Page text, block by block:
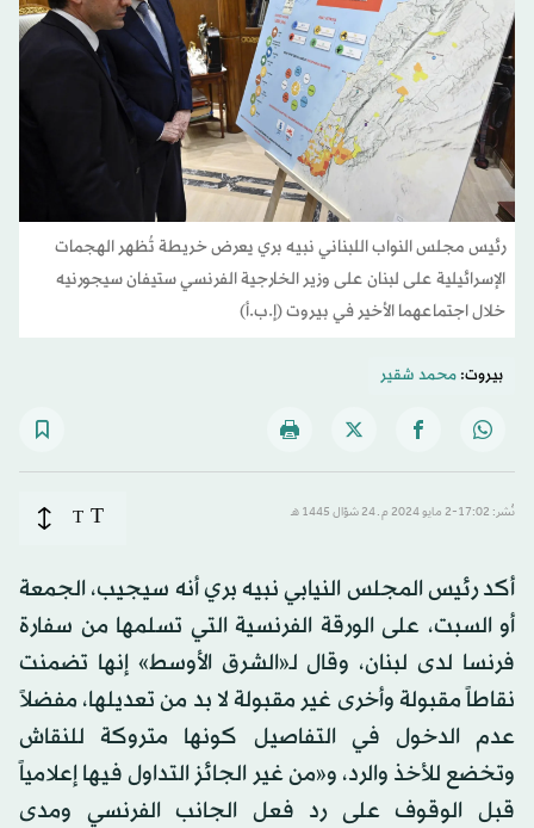
رئيس مجلس النواب اللبناني نبيه بري يعرض خريطة تُظهر الهجمات
الإسرائيلية على لبنان على وزير الخارجية الفرنسي ستيفان سيجورنيه
خلال اجتماعهما الأخير في بيروت (إ.ب.أ)
بيروت:محمد شقير
نُشر: 17:02-2 مايو 2024 م ـ 24 شوّال 1445 هـ T
T
أكد رئيس المجلس النيابي نبيه بري أنه سيجيب، الجمعة
أو السبت، على الورقة الفرنسية التي تسلمها من سفارة
فرنسا لدى لبنان، وقال لـ«الشرق الأوسط» إنها تضمنت
نقاطاً مقبولة وأخرى غير مقبولة لا بد من تعديلها، مفضلاً
عدم الدخول في التفاصيل كونها متروكة للنقاش
وتخضع للأخذ والرد، و«من غير الجائز التداول فيها إعلامياً
قبل الوقوف على رد فعل الجانب الفرنسي ومدى